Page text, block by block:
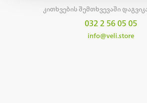
კითხვების შემთხვევაში
032 2 56 05 05
info@veli.store